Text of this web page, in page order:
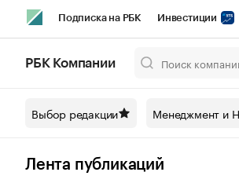
Подписка на РБК Инвестиции
Спецпроекты СПб Конференции
Технологии и медиа
РБК Компании
Выбор редакции Менеджмент и
Лента публикаций